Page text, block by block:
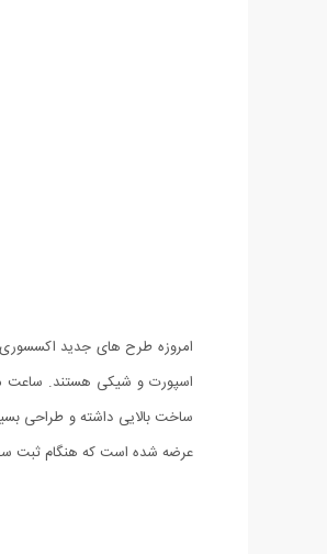
ساخت بالایی داشته و طراحی
عرضه شده است که هنگام ثبت